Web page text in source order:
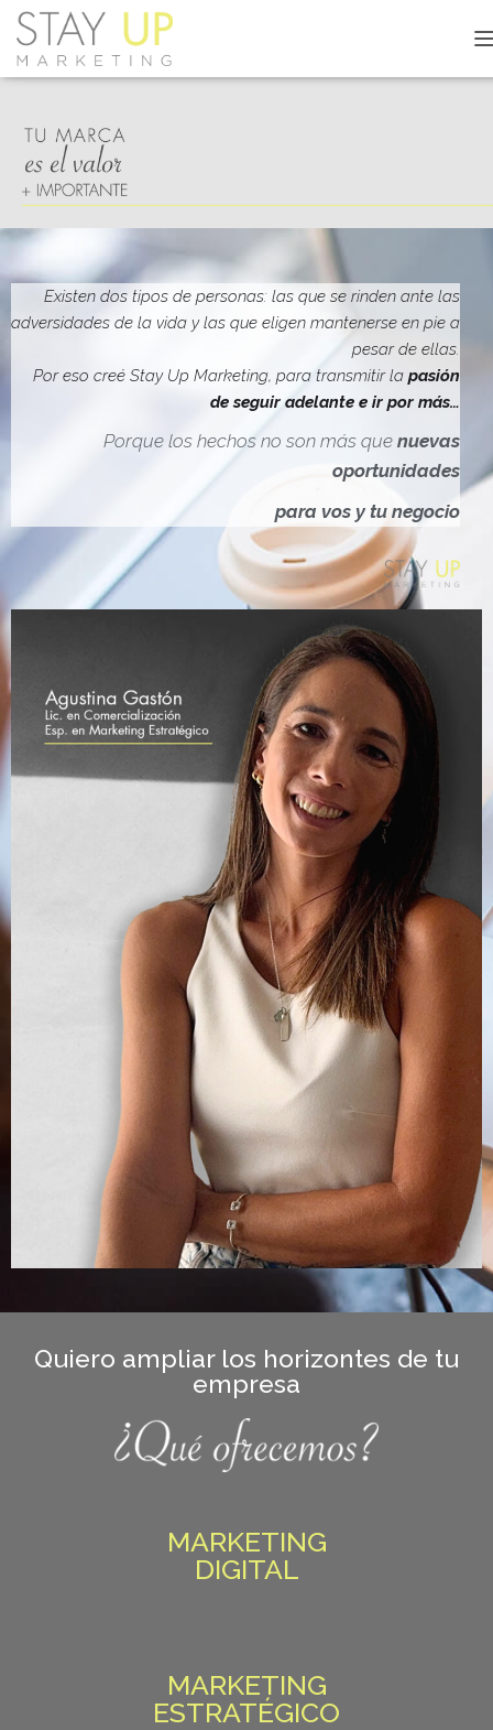
A
M
D
E
N
A
V
G
I
Ó
N
Existen dos tipos de personas: las que se rinden ante las
adversidades de la vida y las que eligen mantenerse en pie a
pesar de ellas.
Por eso creé Stay Up Marketing, para transmitir la pasión
de seguir adelante e ir por más…
Porque los hechos no son más que nuevas
oportunidades
para vos y tu negocio
Quiero ampliar los horizontes de tu
empresa
MARKETING
DIGITAL
MARKETING
ESTRATÉGICO